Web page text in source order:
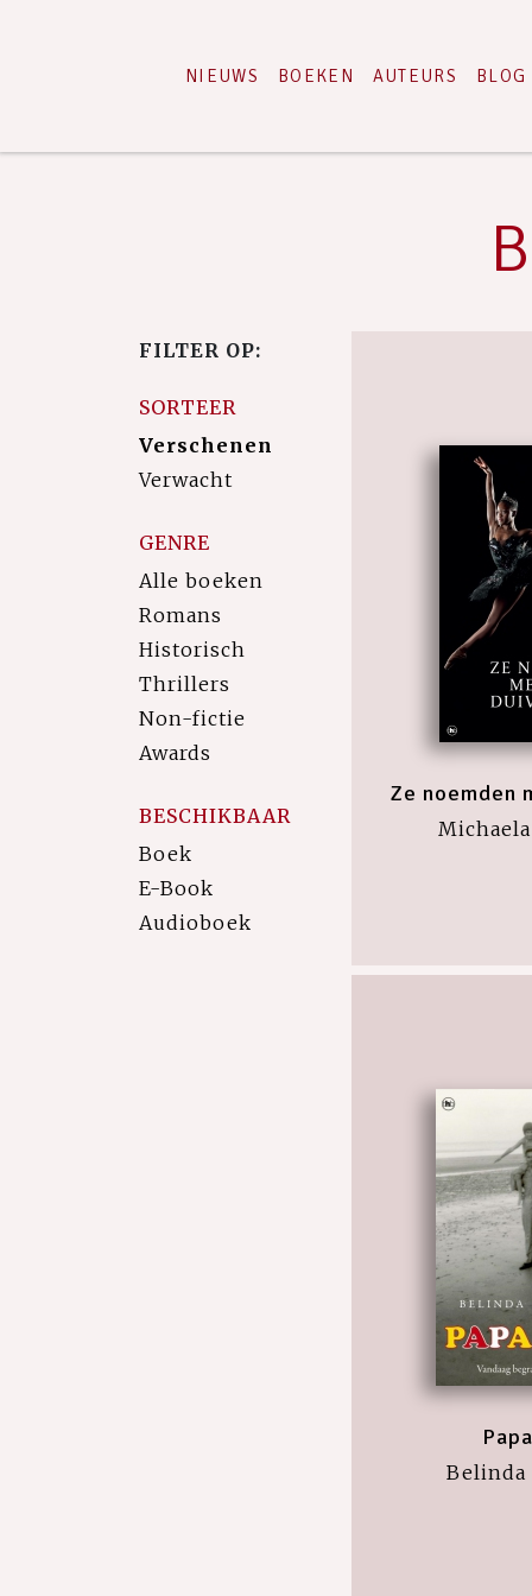
NIEUWS BOEKEN AUTEURS BLOG
FILTER OP:
SORTEER
Verschenen
Verwacht
GENRE
Alle boeken
Romans
Historisch
Thrillers
Non-fictie
Awards
BESCHIKBAAR
Boek
E-Book
Audioboek
Ze noemden